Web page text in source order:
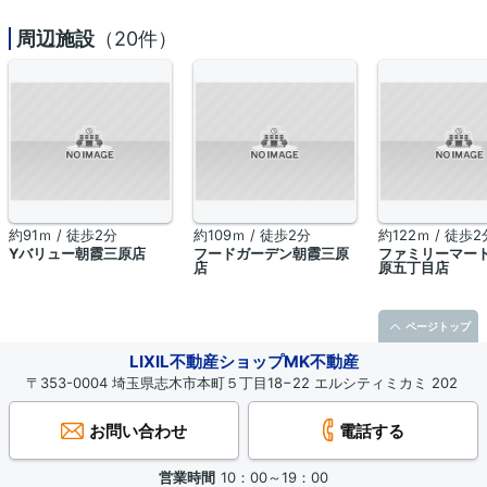
周辺施設 （20件）
約91ｍ / 徒歩2分
Yバリュー朝霞三原店
約109ｍ / 徒歩2分
フードガーデン朝霞三原
店
約122ｍ / 徒歩2
ファミリーマー
原五丁目店
LIXIL不動産ショップMK不動産
〒353-0004 埼玉県志木市本町５丁目18−22 エルシティミカミ 202
お問い合わせ 電話する
営業時間 10：00～19：00
ページトップ